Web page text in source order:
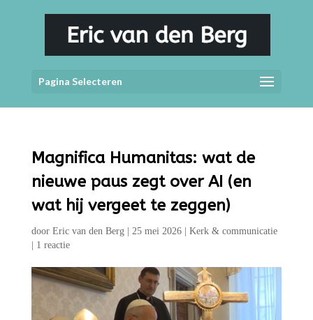
Pagina Selecteren
Magnifica Humanitas: wat de
nieuwe paus zegt over AI (en
wat hij vergeet te zeggen)
door Eric van den Berg| 25 mei 2026| Kerk & communicatie
1 reactie